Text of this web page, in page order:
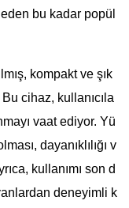
bu kadar popül
kompakt ve şık
cihaz, kullanıcıla
vaat ediyor. Yü
dayanıklılığı v
kullanımı son d
deneyimli k